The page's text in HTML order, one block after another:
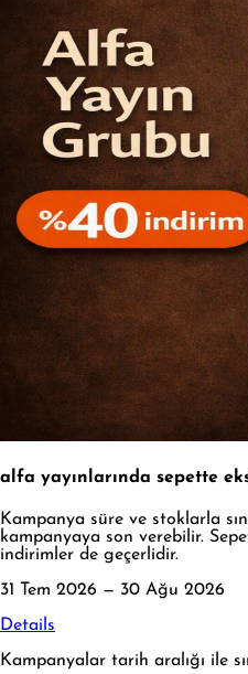
alfa yayınlarında sepette
Kampanya süre ve stoklarla
kampanyaya son verebilir.
indirimler de geçerlidir.
31 Tem 2026 — 30 Ağu 2026
Details
Kampanyalar tarih aralığı ile